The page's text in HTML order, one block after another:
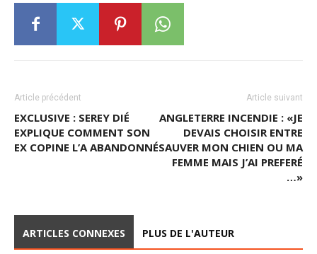
Article précédent
EXCLUSIVE : SEREY DIÉ
EXPLIQUE COMMENT SON
EX COPINE L’A ABANDONNÉ
Article suivant
ANGLETERRE INCENDIE : «JE
DEVAIS CHOISIR ENTRE
SAUVER MON CHIEN OU MA
FEMME MAIS J’AI PREFERÉ
…»
ARTICLES CONNEXES PLUS DE L'AUTEUR